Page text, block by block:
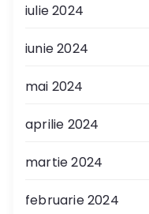
iulie 2024
iunie 2024
mai 2024
aprilie 2024
martie 2024
februarie 2024